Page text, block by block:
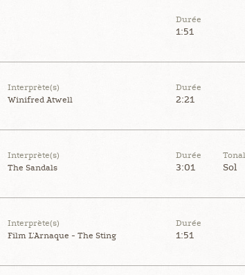
Durée
1:51
Interprète(s)
Winifred Atwell
Durée
2:21
Interprète(s)
The Sandals
Durée
3:01 Sol
Interprète(s)
Film L'Arnaque - The Sting
Durée
1:51